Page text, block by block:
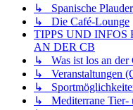
↳ Spanische
↳ Die Café-Lounge
TIPPS UND
AN DER CB
↳ Was ist los an der
↳ Veranstaltungen
↳
↳ Mediterrane Tier-